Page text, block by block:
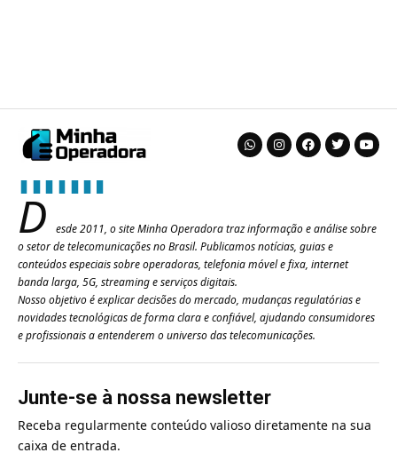
D
esde 2011, o site Minha Operadora traz informação e análise sobre
o setor de telecomunicações no Brasil. Publicamos notícias, guias e
conteúdos especiais sobre operadoras, telefonia móvel e fixa, internet
banda larga, 5G, streaming e serviços digitais.
Nosso objetivo é explicar decisões do mercado, mudanças regulatórias e
novidades tecnológicas de forma clara e confiável, ajudando consumidores
e profissionais a entenderem o universo das telecomunicações.
Junte-se à nossa newsletter
Receba regularmente conteúdo valioso diretamente na sua
caixa de entrada.